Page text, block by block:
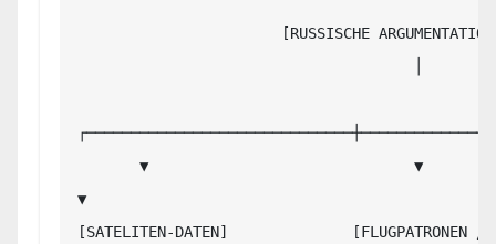
▼
[SATELITEN-DATEN]              [FLUGPATRONEN /